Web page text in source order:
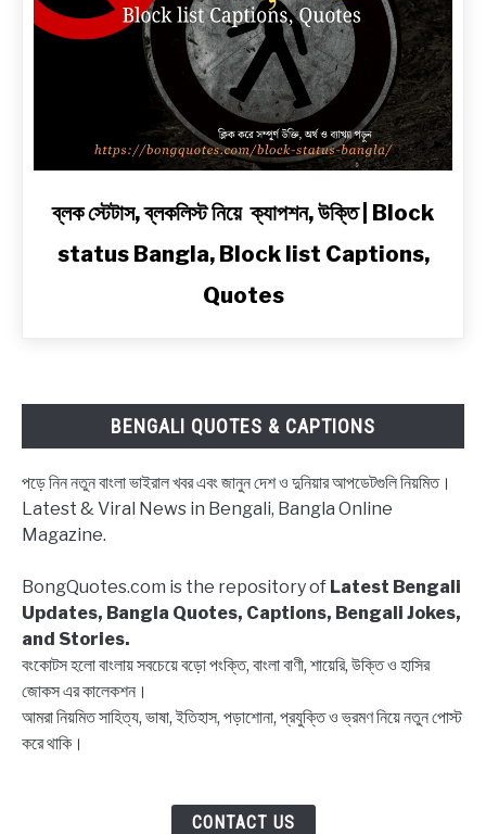
অ্যাটিটিউড
link
Bangla,
Block
list
Quotes
ব্লক স্টেটাস, ব্লকলিস্ট নিয়ে ক্যাপশন, উক্তি | Block
status Bangla, Block list Captions,
Quotes
BENGALI QUOTES & CAPTIONS
পড়ে নিন নতুন বাংলা ভাইরাল খবর এবং জানুন দেশ ও দুনিয়ার আপডেটগুলি নিয়মিত।
Latest & Viral News in Bengali, Bangla Online
Magazine.
BongQuotes.com is the repository of Latest Bengali
Updates, Bangla Quotes, Captions, Bengali Jokes,
and Stories.
বংকোটস হলো বাংলায় সবচেয়ে বড়ো পংক্তি, বাংলা বাণী, শায়েরি, উক্তি ও হাসির
জোকস এর কালেকশন।
আমরা নিয়মিত সাহিত্য, ভাষা, ইতিহাস, পড়াশোনা, প্রযুক্তি ও ভ্রমণ নিয়ে নতুন পোস্ট
করে থাকি।
CONTACT US